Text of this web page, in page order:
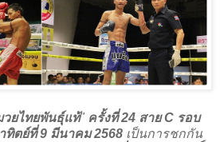
วยไทยพันธุ์แท้" ครั้งที่ 24 สาย C รอบ
ตย์ที่ 9 มีนาคม 2568 เป็นการชกกัน